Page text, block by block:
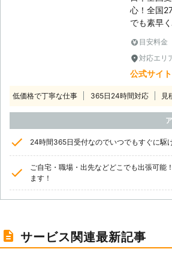
心！全国
でも素早
目安料金
対応エリ
公式サイ
低価格で丁寧な仕事 365日24時間対応 見
24時間365日受付なのでいつでもすぐに駆
ご自宅・職場・出先などどこでも出張可能
ます！
サービス関連最新記事